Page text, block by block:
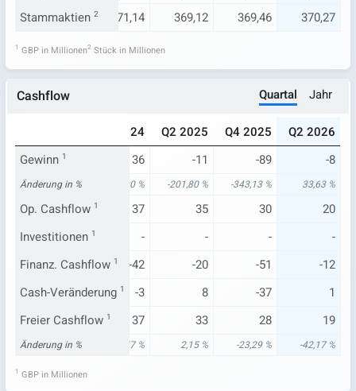
Stammaktien 2
374,01 371,14 369,12 369,46 370,27
1 GBP in Millionen2 Stück in Millionen
Cashflow Quartal Jahr
Q4 2024 Q2 2025 Q4 2025
Q2 2026
Gewinn 1 36 -11 -89 -8
Änderung in %
-46,89 % 174,90 % -201,80 % -343,13 % 33,63 %
Op. Cashflow 1
35 37 35 30
20
Investitionen 1
- - - -
-
Finanz. Cashflow 1
-21 -42 -20 -51
-12
Cash-Veränderung 1
-12 -3 8 -37
1
Freier Cashflow 1
33 37 33 28 19
Änderung in %
-9,47 % 24,57 % 2,15 % -23,29 % -42,17 %
1 GBP in Millionen